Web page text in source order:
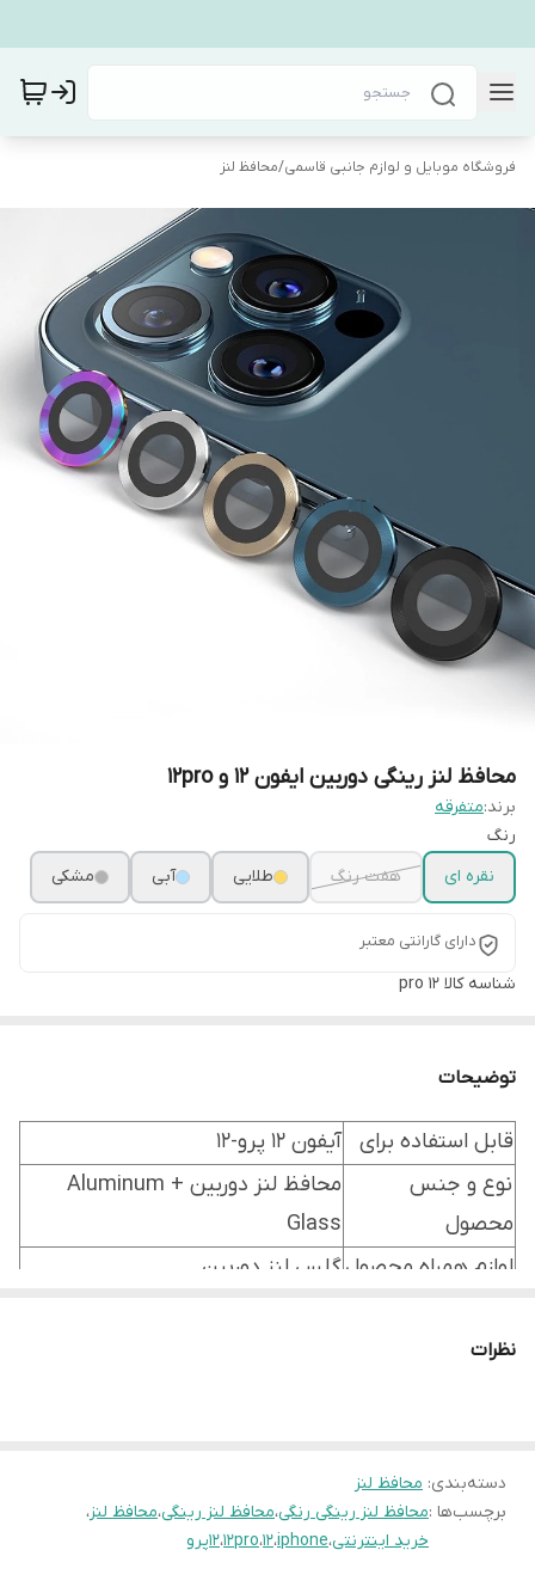
فروشگاه موبایل و لوازم جانبی قاسمی/محافظ لنز
محافظ لنز رینگی دوربین ایفون ۱۲ و 12pro
برند:متفرقه
رنگ
نقره ای
هفت رنگ طلایی آبی مشکی
دارای گارانتی معتبر
شناسه کالا 12 pro
توضیحات
قابل استفاده برای
آیفون 12 پرو-12
نوع و جنس
محصول
محافظ لنز دوربین Aluminum +
Glass
لوازم همراه محصولگلس لنز دوربین
نظرات
دسته‌بندی: محافظ لنز
برچسب‌ها :محافظ لنز رینگی رنگی،محافظ لنز رینگی،محافظ لنز،
خرید اینترنتی،iphone،12،12pro،12پرو